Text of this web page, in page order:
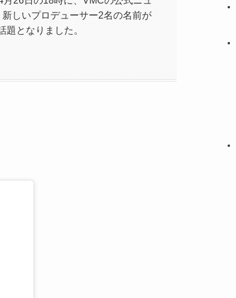
しいプロデューサー2名の名前が
となりました。